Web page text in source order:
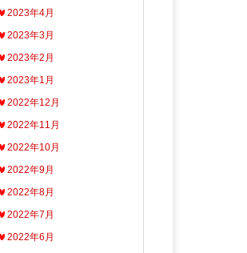
2023年4月
2023年3月
2023年2月
2023年1月
2022年12月
2022年11月
2022年10月
2022年9月
2022年8月
2022年7月
2022年6月